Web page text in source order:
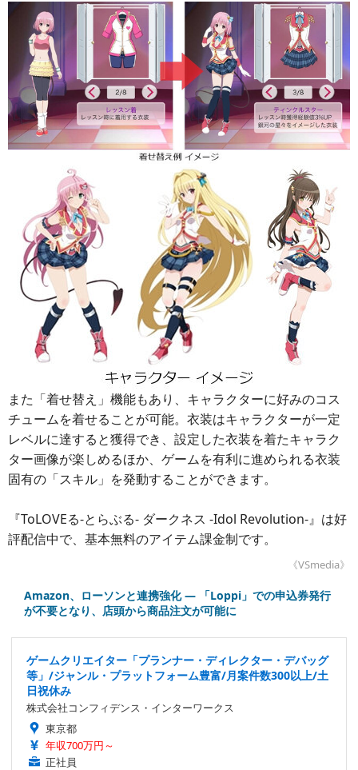
また「着せ替え」機能もあり、キャラクターに好みのコス
チュームを着せることが可能。衣装はキャラクターが一定
レベルに達すると獲得でき、設定した衣装を着たキャラク
ター画像が楽しめるほか、ゲームを有利に進められる衣装
固有の「スキル」を発動することができます。
『ToLOVEる-とらぶる- ダークネス -Idol Revolution-』は好
評配信中で、基本無料のアイテム課金制です。
《VSmedia》
Amazon、ローソンと連携強化 ― 「Loppi」での申込券発行
が不要となり、店頭から商品注文が可能に
ゲームクリエイター「プランナー・ディレクター・デバッグ
等」/ジャンル・プラットフォーム豊富/月案件数300以上/土
日祝休み
株式会社コンフィデンス・インターワークス
東京都
年収700万円～
正社員